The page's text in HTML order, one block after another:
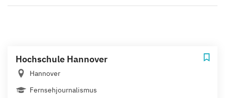
Hochschule Hannover
Hannover
Fernsehjournalismus